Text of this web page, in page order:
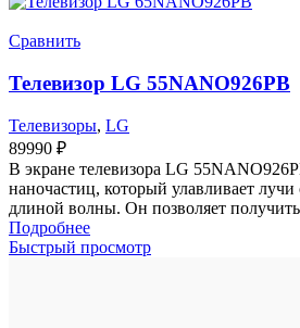
Сравнить
Телевизор LG 55NANO926PB
Телевизоры, LG
89990 ₽
В экране телевизора LG
наночастиц, который улавливает
длиной волны. Он позволяет
Подробнее
Быстрый просмотр